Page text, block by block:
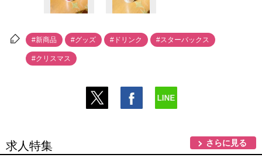
#新商品 #グッズ #ドリンク #スターバックス
#クリスマス
求人特集 さらに見る